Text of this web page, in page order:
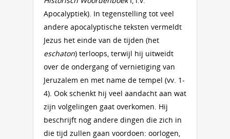
Apocalyptiek). In tegenstelling tot veel
andere apocalyptische teksten vermeldt
Jezus het einde van de tijden (het
eschaton) terloops, terwijl hij uitweidt
over de ondergang of vernietiging van
Jeruzalem en met name de tempel (vv. 1-
4). Ook schenkt hij veel aandacht aan wat
zijn volgelingen gaat overkomen. Hij
beschrijft nog andere dingen die zich in
die tijd zullen gaan voordoen: oorlogen,